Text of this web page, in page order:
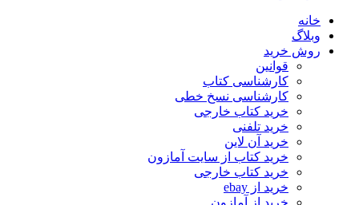
خانه
وبلاگ
روش خرید
قوانین
کارشناسی کتاب
کارشناسی نسخ خطی
خرید کتاب خارجی
خرید تلفنی
خرید آن لاین
خرید کتاب از سایت آمازون
خرید کتاب خارجی
خرید از ebay
خرید از آمازون